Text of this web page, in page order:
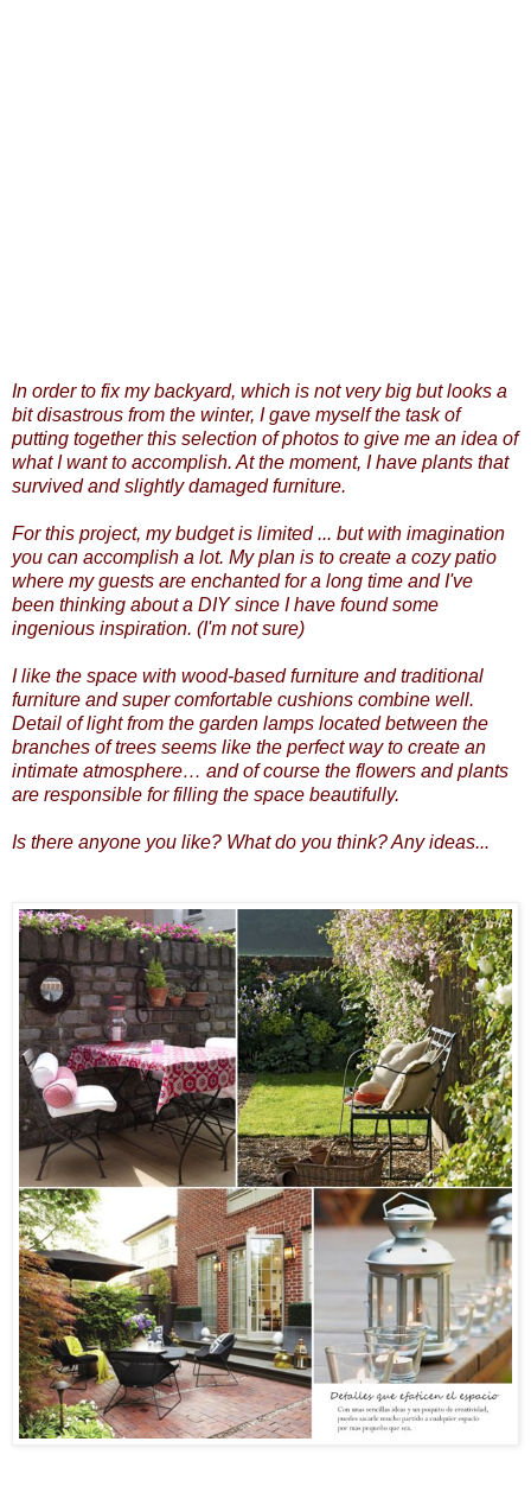
In order to fix my backyard, which is not very big but looks a
bit disastrous from the winter, I gave myself the task of
putting together this selection of photos to give me an idea of
what I want to accomplish. At the moment, I have plants that
survived and slightly damaged furniture.
For this project, my budget is limited ... but with imagination
you can accomplish a lot. My plan is to create a cozy patio
where my guests are enchanted for a long time and I've
been thinking about a DIY since I have found some
ingenious inspiration. (I'm not sure)
I like the space with wood-based furniture and traditional
furniture and super comfortable cushions combine well.
Detail of light from the garden lamps located between the
branches of trees seems like the perfect way to create an
intimate atmosphere… and of course the flowers and plants
are responsible for filling the space beautifully.
Is there anyone you like? What do you think? Any ideas...